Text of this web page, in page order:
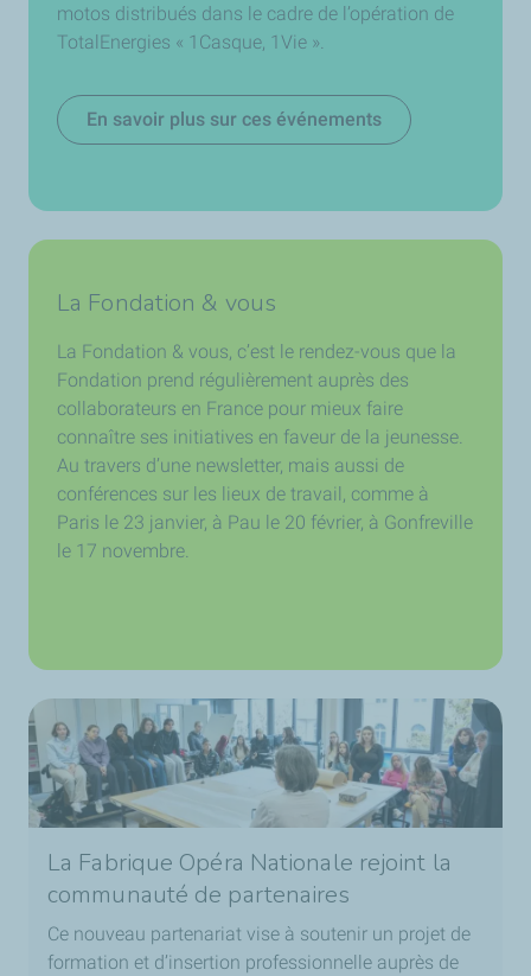
motos distribués dans le cadre de l’opération de
TotalEnergies « 1Casque, 1Vie ».
En savoir plus sur ces événements
La Fondation & vous
La Fondation & vous, c’est le rendez-vous que la
Fondation prend régulièrement auprès des
collaborateurs en France pour mieux faire
connaître ses initiatives en faveur de la jeunesse.
Au travers d’une newsletter, mais aussi de
conférences sur les lieux de travail, comme à
Paris le 23 janvier, à Pau le 20 février, à Gonfreville
le 17 novembre.
La Fabrique Opéra Nationale rejoint la
communauté de partenaires
Ce nouveau partenariat vise à soutenir un projet de
formation et d’insertion professionnelle auprès de